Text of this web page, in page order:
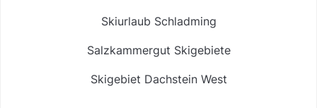
Skiurlaub Schladming
Salzkammergut Skigebiete
Skigebiet Dachstein West